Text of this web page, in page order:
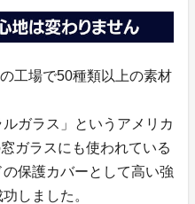
工場で50種類以上の素材
ガラス」というアメリカ
ガラスにも使われている
保護カバーとして高い強
しました。